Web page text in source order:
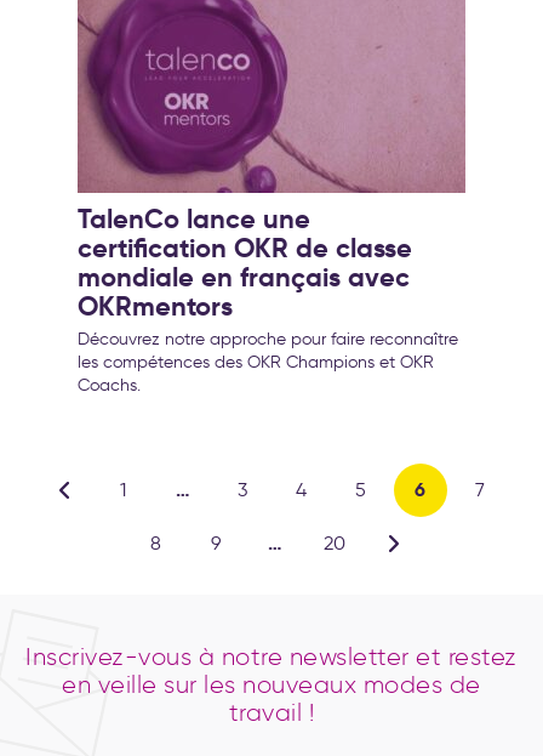
TalenCo lance une
certification OKR de classe
mondiale en français avec
OKRmentors
Découvrez notre approche pour faire reconnaître
les compétences des OKR Champions et OKR
Coachs.
1 … 3 4 5 6 7
8 9 … 20
Inscrivez-vous à notre newsletter et restez
en veille sur les nouveaux modes de
travail !